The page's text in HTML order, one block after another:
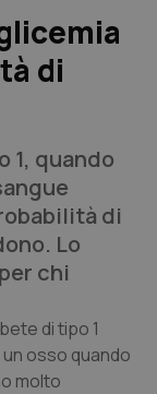
di
1, quando
di
Lo
chi
di tipo 1
osso quando
molto